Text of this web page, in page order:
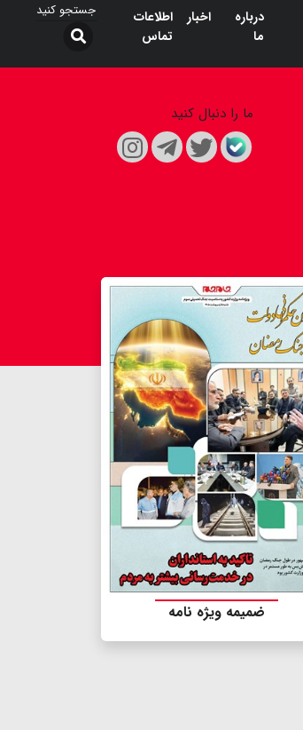
درباره
ما
اخبار
اطلاعات
تماس
ما را دنبال کنید
ضمیمه ویژه نامه